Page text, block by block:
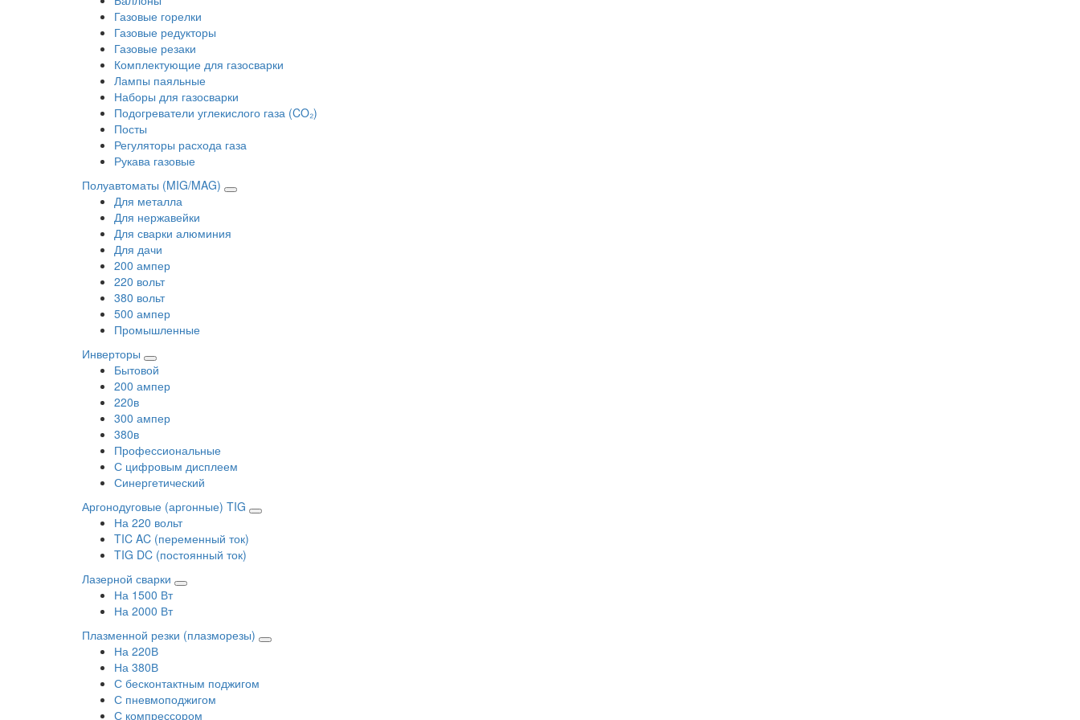
Газовые горелки
Газовые редукторы
Газовые резаки
Комплектующие для газосварки
Лампы паяльные
Наборы для газосварки
Подогреватели углекислого газа (CO₂)
Посты
Регуляторы расхода газа
Рукава газовые
Полуавтоматы (MIG/MAG)
Для металла
Для нержавейки
Для сварки алюминия
Для дачи
200 ампер
220 вольт
380 вольт
500 ампер
Промышленные
Инверторы
Бытовой
200 ампер
220в
300 ампер
380в
Профессиональные
С цифровым дисплеем
Синергетический
Аргонодуговые (аргонные) TIG
На 220 вольт
TIC AC (переменный ток)
TIG DC (постоянный ток)
Лазерной сварки
На 1500 Вт
На 2000 Вт
Плазменной резки (плазморезы)
На 220В
На 380В
С бесконтактным поджигом
С пневмоподжигом
С компрессором